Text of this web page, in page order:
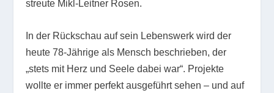
streute Mikl-Leitner Rosen.
In der Rückschau auf sein Lebenswerk wird der
heute 78-Jährige als Mensch beschrieben, der
„stets mit Herz und Seele dabei war“. Projekte
wollte er immer perfekt ausgeführt sehen – und auf